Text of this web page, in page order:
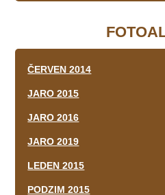
ČERVEN 2014
JARO 2015
JARO 2016
JARO 2019
LEDEN 2015
PODZIM 2015